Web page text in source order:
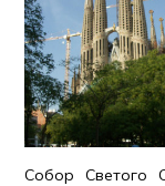
Собор Светого